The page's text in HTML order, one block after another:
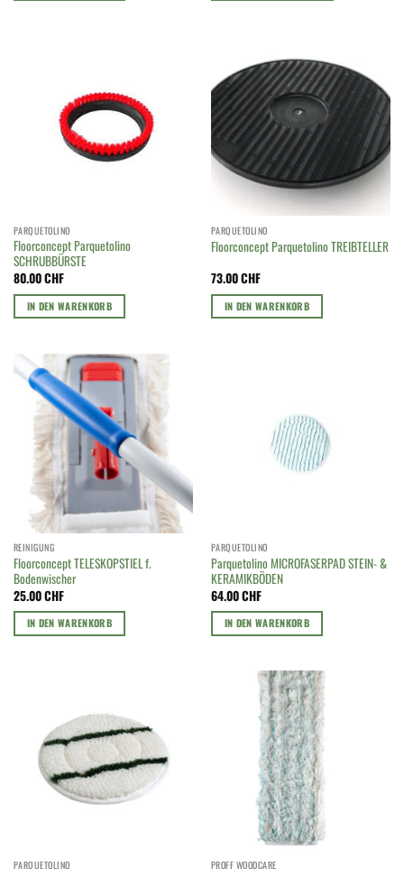
mehrere
Varianten
auf.
Die
Optionen
können
gewählt
werden
PARQUETOLINO
Floorconcept Parquetolino
SCHRUBBÜRSTE
80.00CHF
IN DEN WARENKORB
PARQUETOLINO
Floorconcept Parquetolino TREIBTELLER
73.00CHF
IN DEN WARENKORB
REINIGUNG
Floorconcept TELESKOPSTIEL f.
Bodenwischer
25.00CHF
IN DEN WARENKORB
PARQUETOLINO
Parquetolino MICROFASERPAD STEIN- &
KERAMIKBÖDEN
64.00CHF
IN DEN WARENKORB
PARQUETOLINO PROFF WOODCARE